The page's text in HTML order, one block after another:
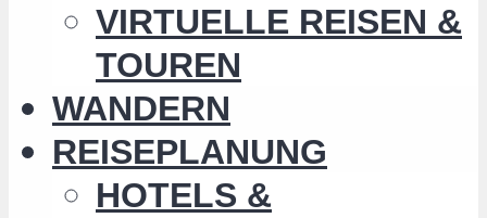
VIRTUELLE REISEN &
TOUREN
WANDERN
REISEPLANUNG
HOTELS &